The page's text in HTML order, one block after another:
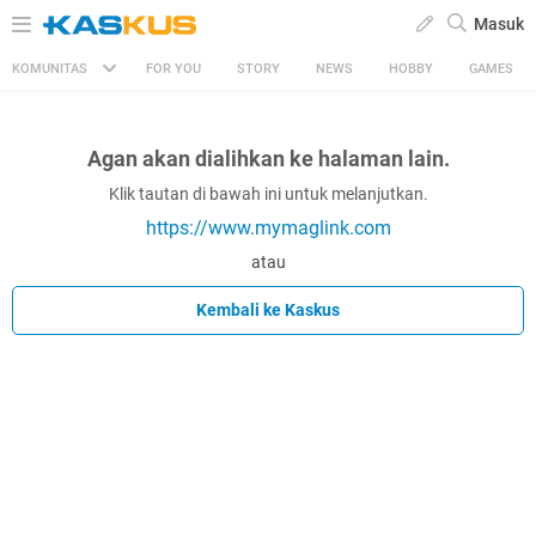
Masuk
KOMUNITAS FOR YOU STORY NEWS HOBBY GAMES
Agan akan dialihkan ke halaman lain.
Klik tautan di bawah ini untuk melanjutkan.
https://www.mymaglink.com
atau
Kembali ke Kaskus